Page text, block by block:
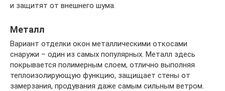
и защитят от внешнего шума.
Металл
Вариант отделки окон металлическими откосами
снаружи – один из самых популярных. Металл здесь
покрывается полимерным слоем, отлично выполняя
теплоизолирующую функцию, защищает стены от
замерзания, продувания даже самым сильным ветром.